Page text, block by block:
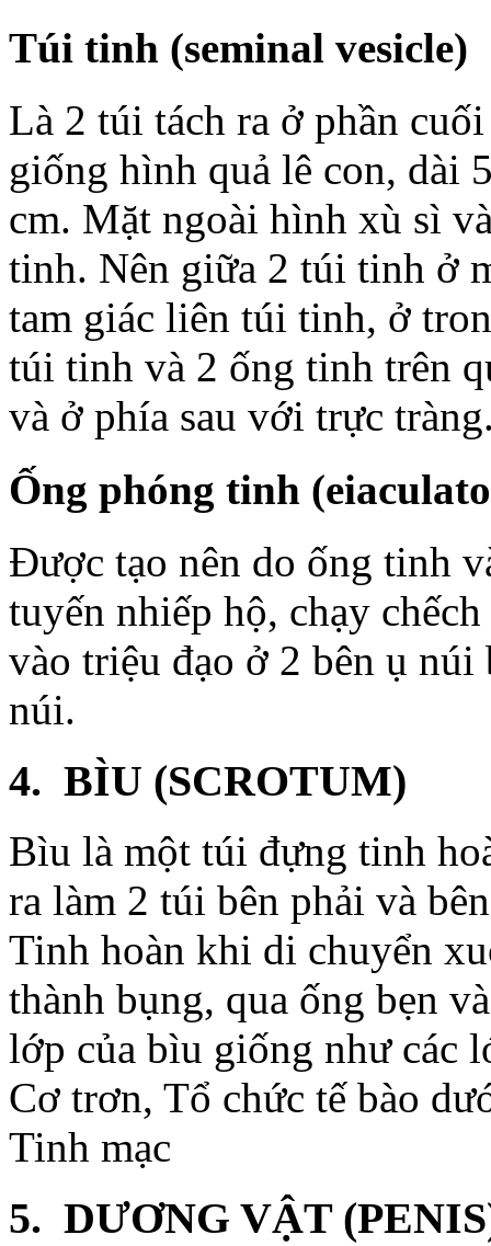
Túi tinh (seminal vesicle)
Là 2 túi tách ra ở phần
giống hình quả lê con, dài
cm. Mặt ngoài hình xù sì
tinh. Nên giữa 2 túi tinh ở
tam giác liên túi tinh, ở
túi tinh và 2 ống tinh trên
và ở phía sau với trực
Ống phóng tinh
Được tạo nên do ống tinh
tuyến nhiếp hộ, chạy
vào triệu đạo ở 2 bên ụ
núi.
4. BÌU (SCROTUM)
Bìu là một túi đựng tinh
ra làm 2 túi bên phải và
Tinh hoàn khi di chuyển
thành bụng, qua ống bẹn
lớp của bìu giống như các
Cơ trơn, Tổ chức tế bào
Tinh mạc
5. DƯƠNG VẬT